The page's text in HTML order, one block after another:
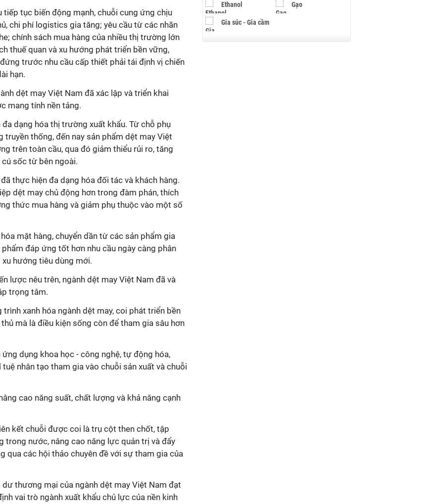
tiếp tục biến động mạnh, chuỗi cung ứng chịu
chi phí logistics gia tăng; yêu cầu từ các nhãn
chính sách mua hàng của nhiều thị trường lớn
thuế quan và xu hướng phát triển bền vững,
trước nhu cầu cấp thiết phải tái định vị chiến
hạn.
dệt may Việt Nam đã xác lập và triển khai
mang tính nền tảng.
dạng hóa thị trường xuất khẩu. Từ chỗ phụ
thống, đến nay sản phẩm dệt may Việt
trên toàn cầu, qua đó giảm thiểu rủi ro, tăng
sốc từ bên ngoài.
thực hiện đa dạng hóa đối tác và khách hàng.
dệt may chủ động hơn trong đàm phán, thích
thức mua hàng và giảm phụ thuộc vào một số
mặt hàng, chuyển dần từ các sản phẩm gia
đáp ứng tốt hơn nhu cầu ngày càng phân
hướng tiêu dùng mới.
lược nêu trên, ngành dệt may Việt Nam đã và
trọng tâm.
xanh hóa ngành dệt may, coi phát triển bền
mà là điều kiện sống còn để tham gia sâu hơn
dụng khoa học - công nghệ, tự động hóa,
nhân tạo tham gia vào chuỗi sản xuất và chuỗi
cao năng suất, chất lượng và khả năng cạnh
kết chuỗi được coi là trụ cột then chốt, tập
trong nước, nâng cao năng lực quản trị và đẩy
qua các hội thảo chuyên đề với sự tham gia của
thương mại của ngành dệt may Việt Nam đạt
vai trò ngành xuất khẩu chủ lực của nền kinh
Ethanol Gạo
Gia súc - Gia cầm